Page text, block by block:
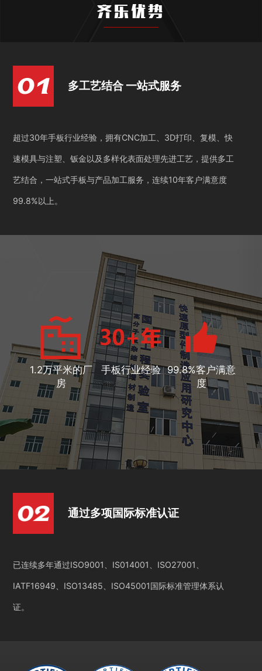
齐乐优势
多工艺结合 一站式服务
超过30年手板行业经验，拥有CNC加工、3D打印、复模、快
速模具与注塑、钣金以及多样化表面处理先进工艺，提供多工
艺结合，一站式手板与产品加工服务，连续10年客户满意度
99.8%以上。
1.2万平米的厂
房
手板行业经验 99.8%客户满意
度
通过多项国际标准认证
已连续多年通过ISO9001、IS014001、ISO27001、
IATF16949、ISO13485、ISO45001国际标准管理体系认
证。